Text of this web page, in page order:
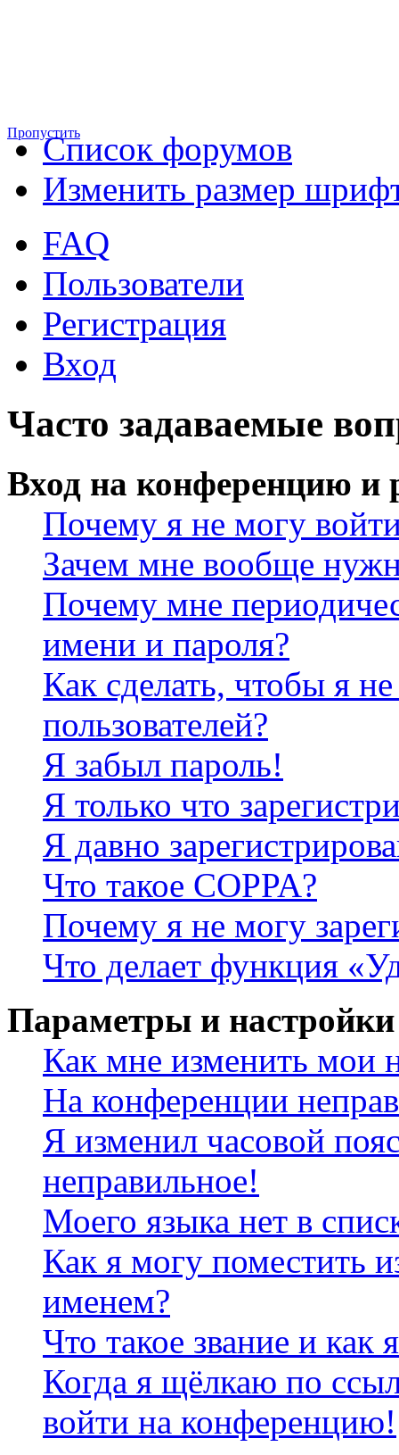
ПропуститьСписок форумов
Изменить размер
FAQ
Пользователи
Регистрация
Вход
Часто задаваемые
Вход на конференцию и
Почему я не могу
Зачем мне вообще
Почему мне
имени и пароля?
Как сделать, чтобы я
пользователей?
Я забыл пароль!
Я только что
Я давно
Что такое COPPA?
Почему я не могу
Что делает функция
Параметры и настройки
Как мне изменить мои
На конференции
Я изменил часовой
неправильное!
Моего языка нет в
Как я могу поместить
именем?
Что такое звание и как
Когда я щёлкаю по
войти на конференцию!